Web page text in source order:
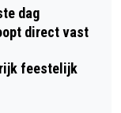
dag
direct vast
feestelijk